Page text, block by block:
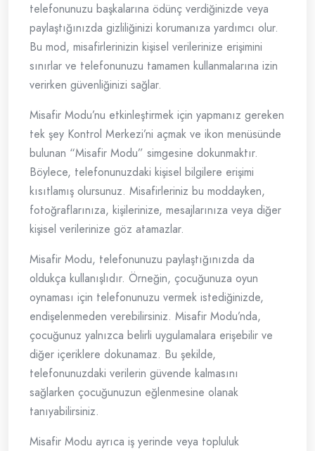
telefonunuzu başkalarına ödünç verdiğinizde veya
paylaştığınızda gizliliğinizi korumanıza yardımcı olur.
Bu mod, misafirlerinizin kişisel verilerinize erişimini
sınırlar ve telefonunuzu tamamen kullanmalarına izin
verirken güvenliğinizi sağlar.
Misafir Modu’nu etkinleştirmek için yapmanız gereken
tek şey Kontrol Merkezi’ni açmak ve ikon menüsünde
bulunan “Misafir Modu” simgesine dokunmaktır.
Böylece, telefonunuzdaki kişisel bilgilere erişimi
kısıtlamış olursunuz. Misafirleriniz bu moddayken,
fotoğraflarınıza, kişilerinize, mesajlarınıza veya diğer
kişisel verilerinize göz atamazlar.
Misafir Modu, telefonunuzu paylaştığınızda da
oldukça kullanışlıdır. Örneğin, çocuğunuza oyun
oynaması için telefonunuzu vermek istediğinizde,
endişelenmeden verebilirsiniz. Misafir Modu’nda,
çocuğunuz yalnızca belirli uygulamalara erişebilir ve
diğer içeriklere dokunamaz. Bu şekilde,
telefonunuzdaki verilerin güvende kalmasını
sağlarken çocuğunuzun eğlenmesine olanak
tanıyabilirsiniz.
Misafir Modu ayrıca iş yerinde veya topluluk